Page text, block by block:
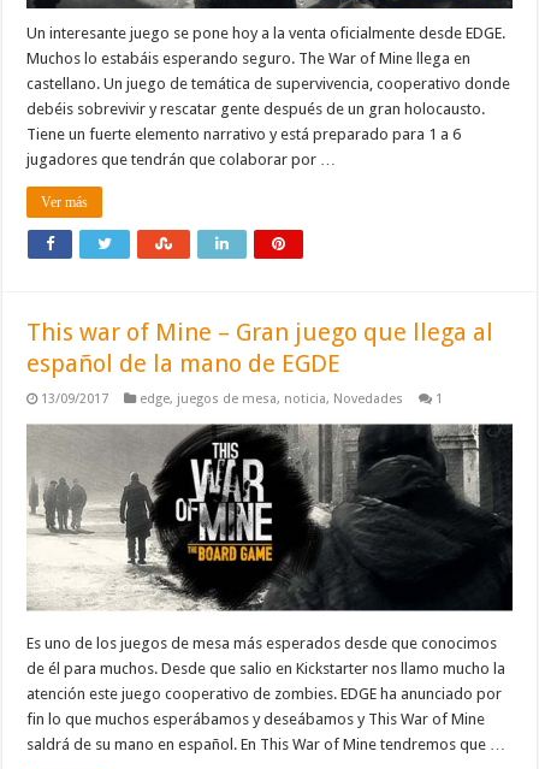
Un interesante juego se pone hoy a la venta oficialmente desde EDGE.
Muchos lo estabáis esperando seguro. The War of Mine llega en
castellano. Un juego de temática de supervivencia, cooperativo donde
debéis sobrevivir y rescatar gente después de un gran holocausto.
Tiene un fuerte elemento narrativo y está preparado para 1 a 6
jugadores que tendrán que colaborar por …
Ver más
This war of Mine – Gran juego que llega al
español de la mano de EGDE
13/09/2017 edge, juegos de mesa, noticia, Novedades 1
Es uno de los juegos de mesa más esperados desde que conocimos
de él para muchos. Desde que salio en Kickstarter nos llamo mucho la
atención este juego cooperativo de zombies. EDGE ha anunciado por
fin lo que muchos esperábamos y deseábamos y This War of Mine
saldrá de su mano en español. En This War of Mine tendremos que …